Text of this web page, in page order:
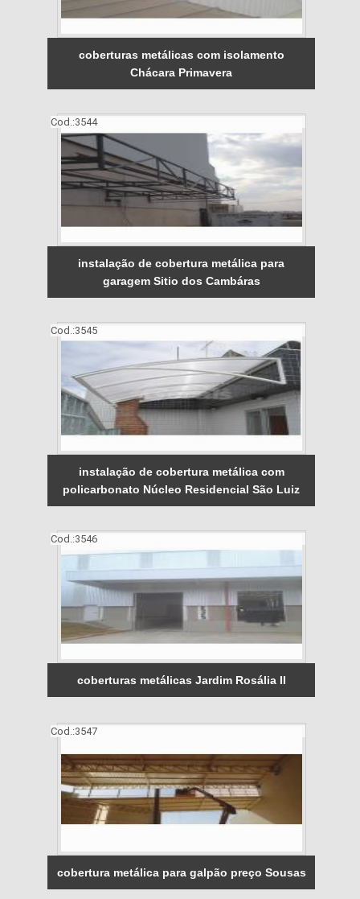
coberturas metálicas com isolamento
Chácara Primavera
Cod.:3544
instalação de cobertura metálica para
garagem Sitio dos Cambáras
Cod.:3545
instalação de cobertura metálica com
policarbonato Núcleo Residencial São Luiz
Cod.:3546
coberturas metálicas Jardim Rosália II
Cod.:3547
cobertura metálica para galpão preço Sousas